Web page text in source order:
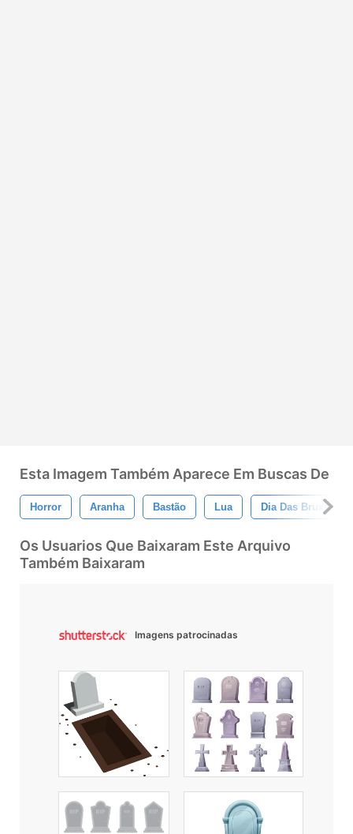
Esta Imagem Também Aparece Em Buscas De
Horror Aranha Bastão Lua Dia Das Bruxas
Os Usuarios Que Baixaram Este Arquivo
Também Baixaram
Imagens patrocinadas